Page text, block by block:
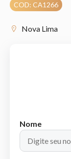
COD: CA1266
Nova Lima
Nome